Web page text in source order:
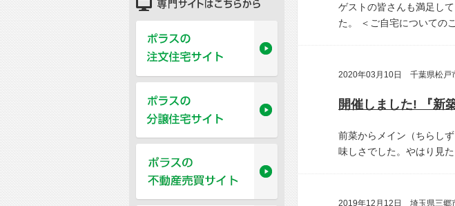
ゲストの皆さんも満足し
た。
＜ご自宅についての
2020年03月10日 千葉県松戸
前菜からメイン（ちらし
味しさでした。やはり見
2019年12月12日 埼玉県三郷